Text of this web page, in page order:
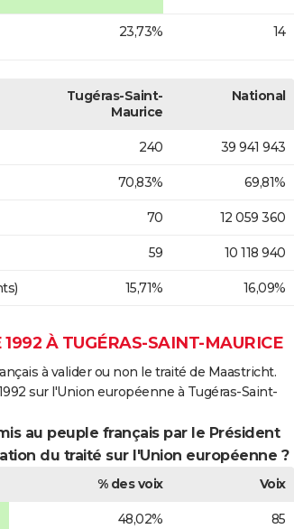
23,73% 14
Tugéras-Saint-
Maurice
National
240 39 941 943
70,83% 69,81%
70 12 059 360
59 10 118 940
15,71% 16,09%
À TUGÉRAS-SAINT-MAURICE
à valider ou non le traité de Maastricht.
sur l'Union européenne à Tugéras-Saint-
au peuple français par le Président
du traité sur l'Union européenne ?
% des voix
Voix
48,02% 85